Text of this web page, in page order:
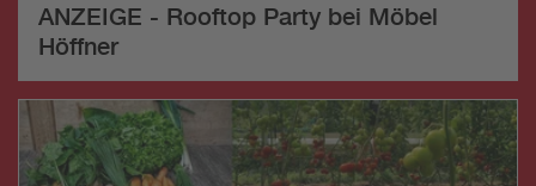
ANZEIGE - Rooftop Party bei Möbel
Höffner